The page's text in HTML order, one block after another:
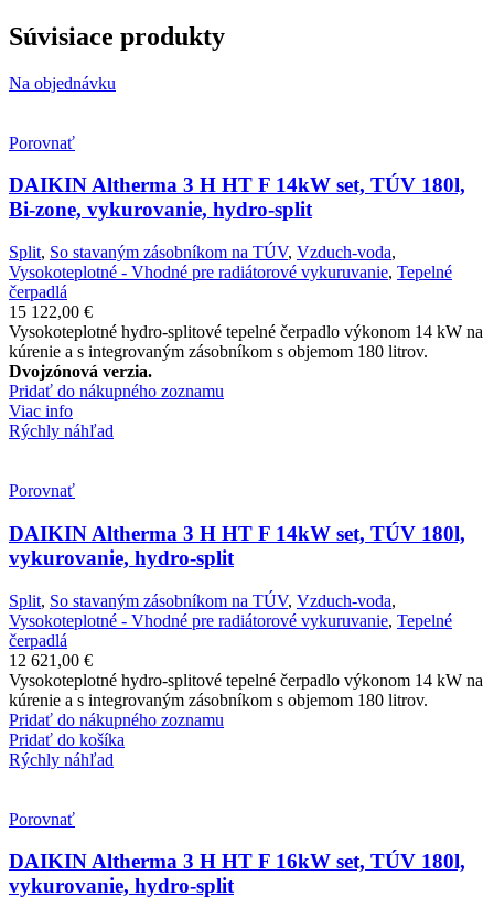
Súvisiace produkty
Na objednávku
Porovnať
DAIKIN Altherma 3 H HT F 14kW set, TÚV 180l,
Bi-zone, vykurovanie, hydro-split
Split, So stavaným zásobníkom na TÚV, Vzduch-voda,
Vysokoteplotné - Vhodné pre radiátorové vykuruvanie, Tepelné
čerpadlá
15 122,00 €
Vysokoteplotné hydro-splitové tepelné čerpadlo výkonom 14 kW na
kúrenie a s integrovaným zásobníkom s objemom 180 litrov.
Dvojzónová verzia.
Pridať do nákupného zoznamu
Viac info
Rýchly náhľad
Porovnať
DAIKIN Altherma 3 H HT F 14kW set, TÚV 180l,
vykurovanie, hydro-split
Split, So stavaným zásobníkom na TÚV, Vzduch-voda,
Vysokoteplotné - Vhodné pre radiátorové vykuruvanie, Tepelné
čerpadlá
12 621,00 €
Vysokoteplotné hydro-splitové tepelné čerpadlo výkonom 14 kW na
kúrenie a s integrovaným zásobníkom s objemom 180 litrov.
Pridať do nákupného zoznamu
Pridať do košíka
Rýchly náhľad
Porovnať
DAIKIN Altherma 3 H HT F 16kW set, TÚV 180l,
vykurovanie, hydro-split